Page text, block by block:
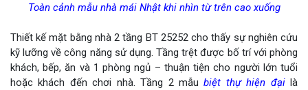
Toàn cảnh mẫu nhà mái Nhật khi nhìn từ trên cao xuống
Thiết kế mặt bằng nhà 2 tầng BT 25252 cho thấy sự nghiên cứu
kỹ lưỡng về công năng sử dụng. Tầng trệt được bố trí với phòng
khách, bếp, ăn và 1 phòng ngủ – thuận tiện cho người lớn tuổi
hoặc khách đến chơi nhà. Tầng 2 mẫubiệt thự hiện đạilà